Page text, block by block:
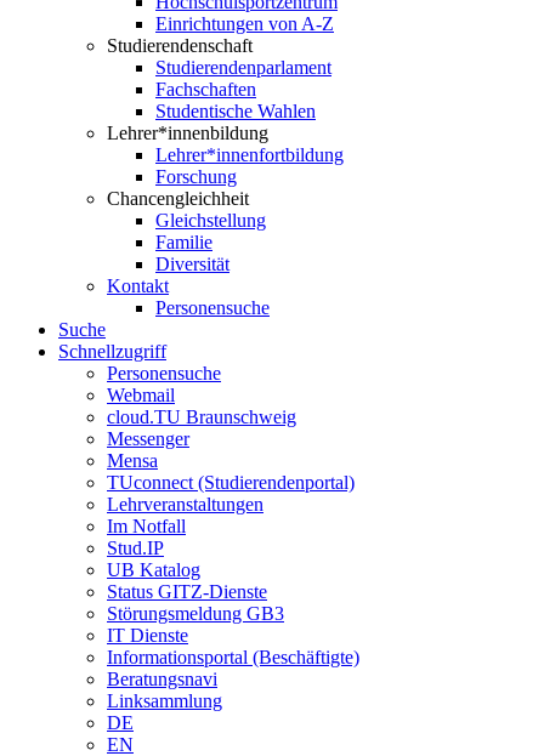
Einrichtungen von A-Z
Studierendenschaft
Studierendenparlament
Fachschaften
Studentische Wahlen
Lehrer*innenbildung
Lehrer*innenfortbildung
Forschung
Chancengleichheit
Gleichstellung
Familie
Diversität
Kontakt
Personensuche
Suche
Schnellzugriff
Personensuche
Webmail
cloud.TU Braunschweig
Messenger
Mensa
TUconnect (Studierendenportal)
Lehrveranstaltungen
Im Notfall
Stud.IP
UB Katalog
Status GITZ-Dienste
Störungsmeldung GB3
IT Dienste
Informationsportal (Beschäftigte)
Beratungsnavi
Linksammlung
DE
EN